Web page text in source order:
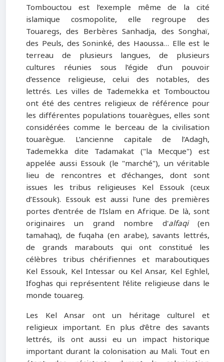
Tombouctou est l’exemple même de la cité
islamique cosmopolite, elle regroupe des
Touaregs, des Berbères Sanhadja, des Songhaï,
des Peuls, des Soninké, des Haoussa… Elle est le
terreau de plusieurs langues, de plusieurs
cultures réunies sous l’égide d’un pouvoir
d’essence religieuse, celui des notables, des
lettrés. Les villes de Tademekka et Tombouctou
ont été des centres religieux de référence pour
les différentes populations touarègues, elles sont
considérées comme le berceau de la civilisation
touarègue. L’ancienne capitale de l’Adagh,
Tademekka dite Tadamakat ("la Mecque") est
appelée aussi Essouk (le "marché"), un véritable
lieu de rencontres et d’échanges, dont sont
issues les tribus religieuses Kel Essouk (ceux
d’Essouk). Essouk est aussi l’une des premières
portes d’entrée de l’Islam en Afrique. De là, sont
originaires un grand nombre d'alfaqi(en
tamahaq), de fuqaha (en arabe), savants lettrés,
de grands marabouts qui ont constitué les
célèbres tribus chérifiennes et maraboutiques
Kel Essouk, Kel Intessar ou Kel Ansar, Kel Eghlel,
Ifoghas qui représentent l’élite religieuse dans le
monde touareg.
Les Kel Ansar ont un héritage culturel et
religieux important. En plus d’être des savants
lettrés, ils ont aussi eu un impact historique
important durant la colonisation au Mali. Tout en